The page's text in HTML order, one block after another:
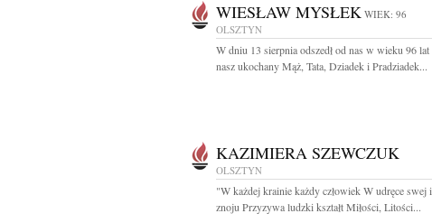
WIESŁAW MYSŁEK WIEK: 96
OLSZTYN
W dniu 13 sierpnia odszedł od nas w wieku 96 lat
nasz ukochany Mąż, Tata, Dziadek i Pradziadek...
KAZIMIERA SZEWCZUK
OLSZTYN
"W każdej krainie każdy człowiek W udręce swej i
znoju Przyzywa ludzki kształt Miłości, Litości...